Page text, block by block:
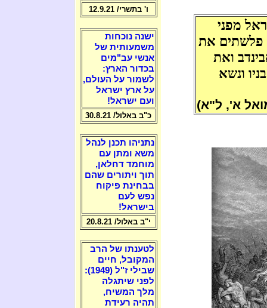
מפני
פלשתים את
ואת
ונשא
א', ל"א)
ו' בתשרי/ 12.9.21
ישנה נוכחות
משמעותית של
אנשי עב"מים
בכדור הארץ:
לשמור על העולם,
על ארץ ישראל
ועם ישראל!
כ"ב באלול/ 30.8.21
נתניהו תכנן לנהל
משא ומתן עם
מוחמד דחלאן,
תוך ויתורים שהם
בבחינת פיקוח
נפש לעם
בישראל!
י"ב באלול/ 20.8.21
לטענתו של הרב
המקובל, חיים
שבילי ז"ל (1949):
לפני שיתגלה
מלך המשיח,
תהיה רעידת